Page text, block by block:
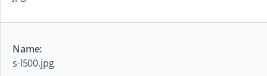
s-l500.jpg